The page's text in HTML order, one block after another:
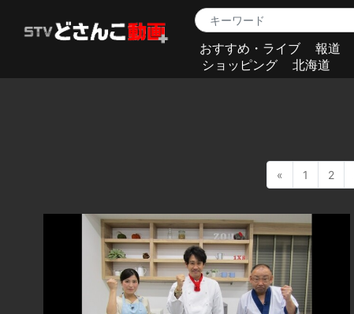
おすすめ・ライブ 報道
ショッピング
北海道
« 1 2